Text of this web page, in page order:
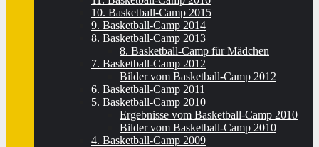
10. Basketball-Camp 2015
9. Basketball-Camp 2014
8. Basketball-Camp 2013
8. Basketball-Camp für Mädchen
7. Basketball-Camp 2012
Bilder vom Basketball-Camp 2012
6. Basketball-Camp 2011
5. Basketball-Camp 2010
Ergebnisse vom Basketball-Camp 2010
Bilder vom Basketball-Camp 2010
4. Basketball-Camp 2009